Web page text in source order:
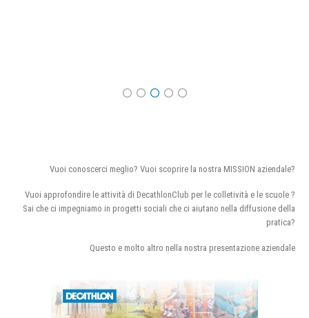
Vuoi conoscerci meglio? Vuoi scoprire la nostra MISSION aziendale?
Vuoi approfondire le attività di DecathlonClub per le colletività e le scuole ?
Sai che ci impegniamo in progetti sociali che ci aiutano nella diffusione della
pratica?
Questo e molto altro nella nostra presentazione aziendale